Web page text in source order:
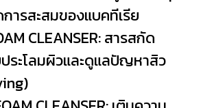
ารสะสมของแบคทีเรีย
CLEANSER: สารสกัด
ระโลมผิวและดูแลปัญหาสิว